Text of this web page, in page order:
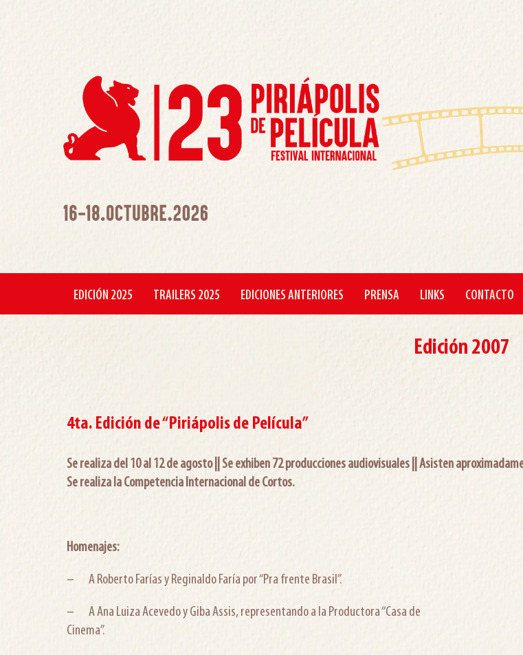
EDICIÓN 2025 TRAILERS 2025 EDICIONES ANTERIORES PRENSA LINKS CONTACTO
Edición 2007
4ta. Edición de “Piriápolis de Película”
Se realiza del 10 al 12 de agosto || Se exhiben 72 producciones audiovisuales || Asisten
Se realiza la Competencia Internacional de Cortos.
Homenajes:
– A Roberto Farías y Reginaldo Faría por “Pra frente Brasil”.
– A Ana Luiza Acevedo y Giba Assis, representando a la Productora “Casa de
Cinema”.